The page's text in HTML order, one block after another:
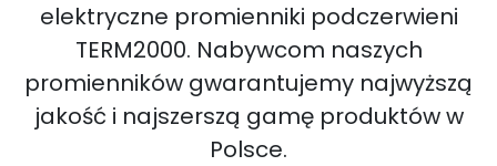
elektryczne promienniki podczerwieni
TERM2000. Nabywcom naszych
promienników gwarantujemy najwyższą
jakość i najszerszą gamę produktów w
Polsce.